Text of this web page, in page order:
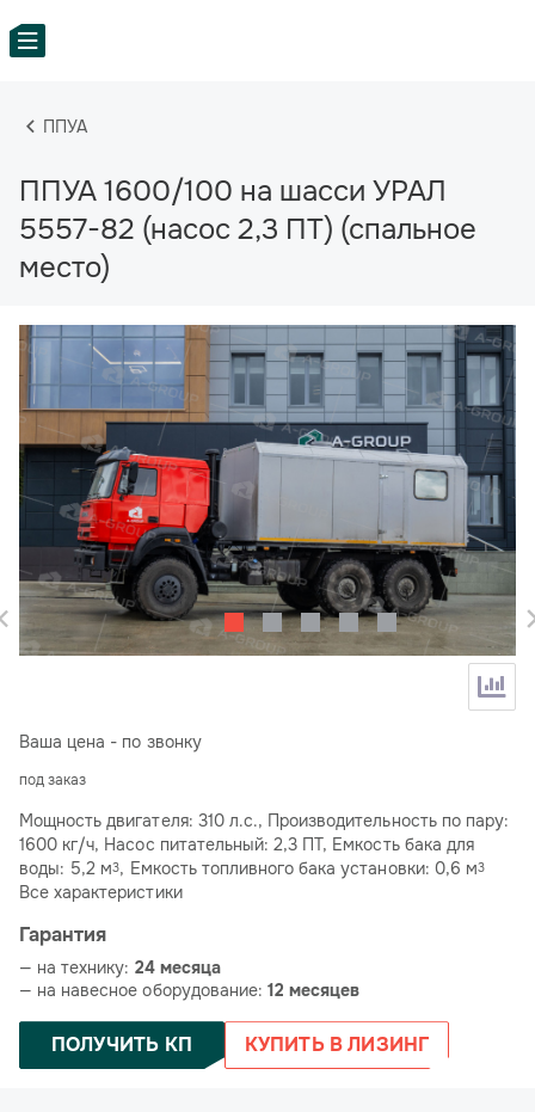
ППУА
ППУА 1600/100 на шасси УРАЛ
5557-82 (насос 2,3 ПТ) (спальное
место)
Ваша цена - по звонку
под заказ
Мощность двигателя: 310 л.с., Производительность по пару:
1600 кг/ч, Насос питательный: 2,3 ПТ, Емкость бака для
воды: 5,2 м3, Емкость топливного бака установки: 0,6 м3
Все характеристики
Гарантия
— на технику: 24 месяца
— на навесное оборудование: 12 месяцев
ПОЛУЧИТЬ КП КУПИТЬ В ЛИЗИНГ